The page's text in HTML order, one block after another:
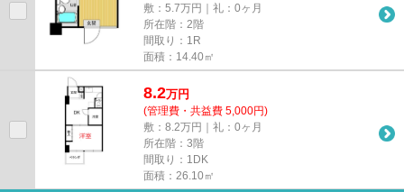
敷：5.7万円｜礼：0ヶ月
所在階：2階
間取り：1R
面積：14.40㎡
8.2万円
(管理費・共益費 5,000円)
敷：8.2万円｜礼：0ヶ月
所在階：3階
間取り：1DK
面積：26.10㎡